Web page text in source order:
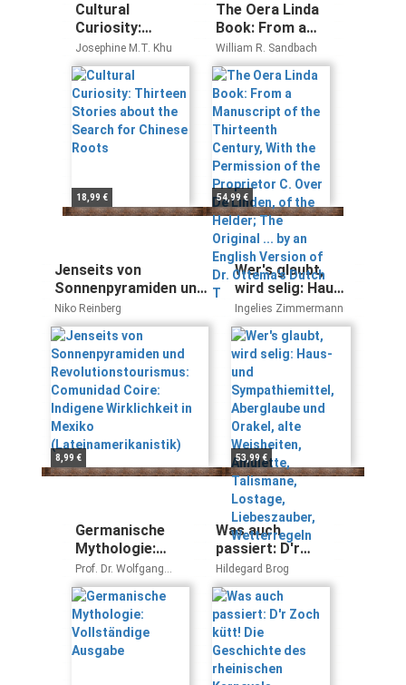
Cultural
Curiosity:
Thirteen Stories
about the
Search for
Chinese Roots
Josephine M.T. Khu
18,99 €
The Oera Linda
Book: From a
Manuscript of
the Thirteenth
Century, With
the Permission
of the
Proprietor C.
Over De Linden,
of the Helder;
The Original ...
by an English
Version of Dr.
Ottema's Dutch
T
William R. Sandbach
54,99 €
Jenseits von
Sonnenpyramiden und
Revolutionstourismus:
Comunidad Coire:
Indigene Wirklichkeit
in Mexiko
(Lateinamerikanistik)
Niko Reinberg
8,99 €
Wer's glaubt,
wird selig: Haus-
und
Sympathiemittel,
Aberglaube und
Orakel, alte
Weisheiten,
Amulette,
Talismane,
Lostage,
Liebeszauber,
Wetterregeln
Ingelies Zimmermann
53,99 €
Germanische
Mythologie:
Vollständige
Ausgabe
Prof. Dr. Wolfgang
Golther
Was auch
passiert: D'r
Zoch kütt! Die
Geschichte des
rheinischen
Karnevals.
(Zeitgeschichte.
Bastei Lübbe
Taschenbücher)
Hildegard Brog